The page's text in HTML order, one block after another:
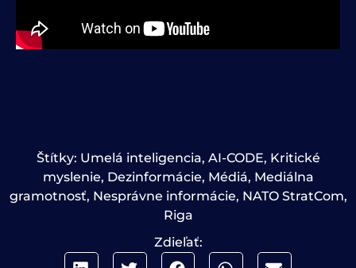
Štítky: Umelá inteligencia, AI-CODE, Kritické
myslenie, Dezinformácie, Médiá, Mediálna
gramotnosť, Nesprávne informácie, NATO StratCom,
Riga
Zdieľať: